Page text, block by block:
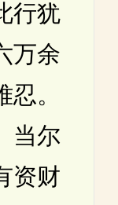
行犹
万余
。
当尔
资财